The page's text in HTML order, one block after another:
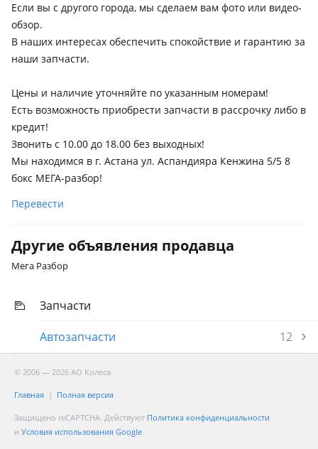
Если вы с другого города, мы сделаем вам фото или видео-
обзор.
В наших интересах обеспечить спокойствие и гарантию за
наши запчасти.
Цены и наличие уточняйте по указанным номерам!
Есть возможность приобрести запчасти в рассрочку либо в
кредит!
Звонить с 10.00 до 18.00 без выходных!
Мы находимся в г. Астана ул. Аспандияра Кенжина 5/5 8
бокс МЕГА-разбор!
Перевести
Другие объявления продавца
Мега Разбор
Запчасти
Автозапчасти
12
© 2006 — 2026 АО Колеса
Главная Полная версия
Защищено reCAPTCHA. Действуют Политика конфиденциальности
и Условия использования Google